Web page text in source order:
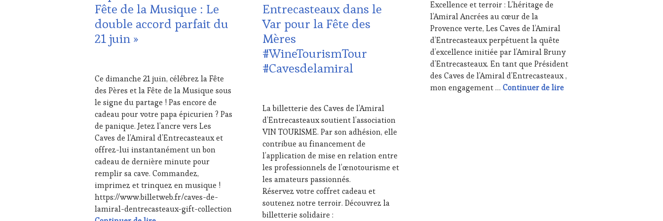
DÉGUSTATIONS,
WINE
TASTING,
JEU
MÉDIAS,
RADIO,
WEB ,
OENOTOURISME,
PARTENAIRES
VIN
TOURISME,
TERROIR,
TASTING
MOVIE,
VAR,
VIGNOBLES
WINE
TOURISM
Fête de la Musique : Le
double accord parfait du
21 juin »
2026
Ce dimanche 21 juin, célébrez la Fête
des Pères et la Fête de la Musique sous
le signe du partage ! Pas encore de
cadeau pour votre papa épicurien ? Pas
de panique. Jetez l’ancre vers Les
Caves de l’Amiral d’Entrecasteaux et
offrez-lui instantanément un bon
cadeau de dernière minute pour
remplir sa cave. Commandez,
imprimez et trinquez en musique !
https://www.billetweb.fr/caves-de-
lamiral-dentrecasteaux-gift-collection
DOMAINE
VITICOLE,
ADHÉRENT,
VIN
TOURISME,
EDITION
LES
CLÉS
ET
DE
LA
HAUTE
GASTRONOMIE
FRANÇAISE,
FAMOUS
HOST
GUEST,
INVITATIONS
&
DÉGUSTATIONS,
Entrecasteaux dans le
Var pour la Fête des
Mères
#WineTourismTour
#Cavesdelamiral
2026
La billetterie des Caves de l’Amiral
d’Entrecasteaux soutient l’association
VIN TOURISME. Par son adhésion, elle
contribue au financement de
l’application de mise en relation entre
les professionnels de l’œnotourisme et
les amateurs passionnés.
Réservez votre coffret cadeau et
soutenez notre terroir. Découvrez la
billetterie solidaire :
ET
DE
LA
HAUTE
GASTRONOMIE
FRANÇAISE,
INVITATIONS
&
DÉGUSTATIONS,
2026
Excellence et terroir : L’héritage de
l’Amiral Ancrées au cœur de la
Provence verte, Les Caves de l’Amiral
d’Entrecasteaux perpétuent la quête
d’excellence initiée par l’Amiral Bruny
d’Entrecasteaux. En tant que Président
des Caves de l’Amiral d’Entrecasteaux ,
mon engagement … Continuer de lireCollection Les Caves de